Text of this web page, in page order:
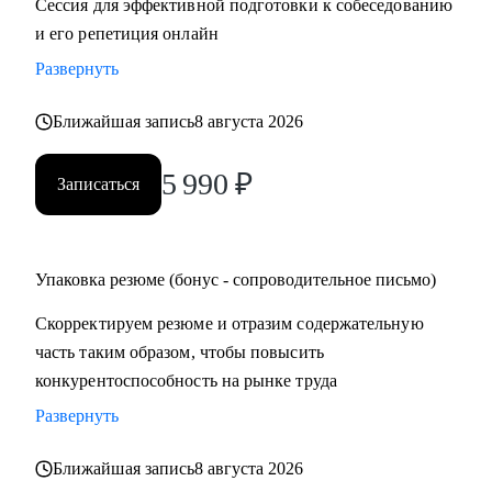
Сессия для эффективной подготовки к собеседованию
и его репетиция онлайн
Развернуть
Ближайшая запись8 августа 2026
Записаться 5 990 ₽
Упаковка резюме (бонус - сопроводительное письмо)
Скорректируем резюме и отразим содержательную
часть таким образом, чтобы повысить
конкурентоспособность на рынке труда
Развернуть
Ближайшая запись8 августа 2026